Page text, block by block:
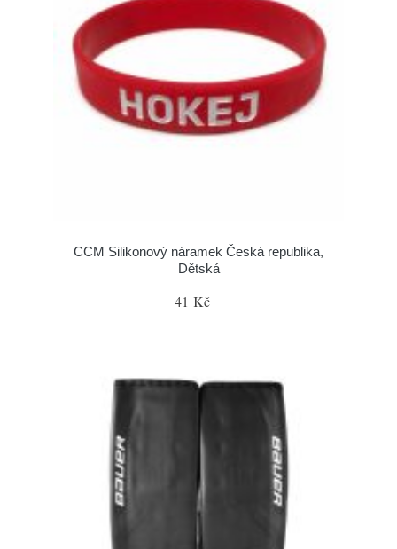
CCM Silikonový náramek Česká republika,
Dětská
41 Kč